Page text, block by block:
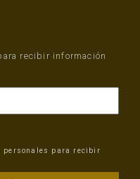
recibir información
personales para recibir